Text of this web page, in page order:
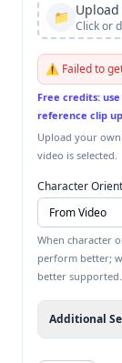
📁 Upload
Click or
⚠️ Failed to
Free credits:
reference clip
Upload your
video is selected.
Character
When character
perform better;
better supported.
Additional